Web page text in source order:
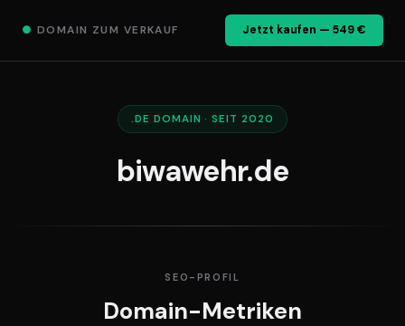
● DOMAIN ZUM VERKAUF Jetzt kaufen — 549 €
.DE DOMAIN · SEIT 2020
biwawehr.de
SEO-PROFIL
Domain-Metriken